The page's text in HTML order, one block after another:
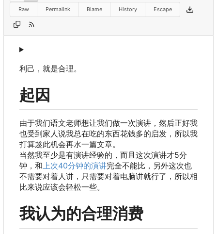
Raw Permalink Blame History Escape
利己，就是合理。
起因
由于我们语文老师想让我们做一次演讲，然后正好我
也受到家人说我总在吃的东西花钱多的启发，所以我
打算趁此机会再水一篇文章。
当然我至少是有演讲经验的 ， 而且这次演讲才5分
钟 ， 和上次40分钟的演讲完全不能比，另外这次也
不需要对着人讲，只需要对着电脑讲就行了，所以相
比来说应该会轻松一些。
我认为的合理消费